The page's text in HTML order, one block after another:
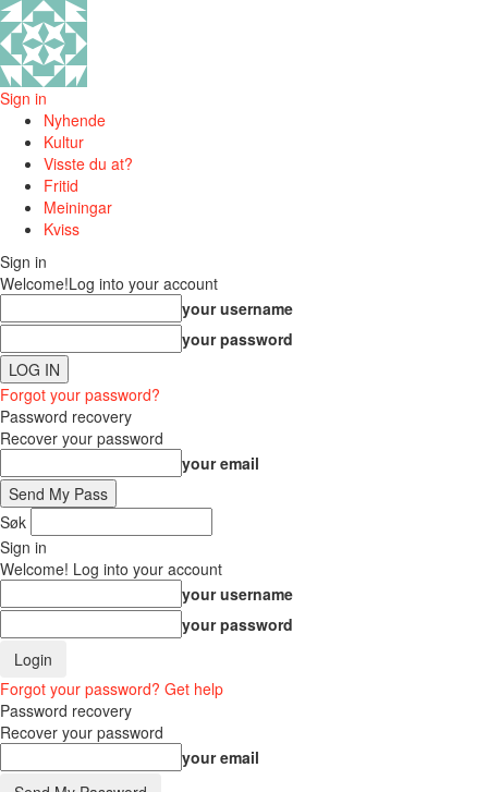
Sign in
Nyhende
Kultur
Visste du at?
Fritid
Meiningar
Kviss
Sign in
Welcome!Log into your account
your username
your password
Forgot your password?
Password recovery
Recover your password
your email
Søk
Sign in
Welcome! Log into your account
your username
your password
Forgot your password? Get help
Password recovery
Recover your password
your email